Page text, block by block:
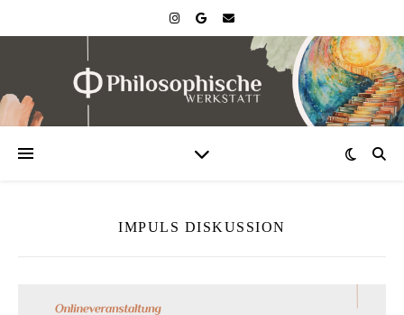
IMPULS DISKUSSION